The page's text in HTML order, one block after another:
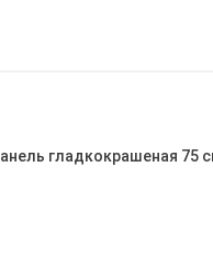
гладкокрашеная 75